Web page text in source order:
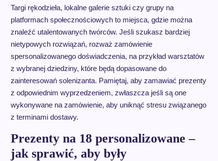
Targi rękodzieła, lokalne galerie sztuki czy grupy na
platformach społecznościowych to miejsca, gdzie można
znaleźć utalentowanych twórców. Jeśli szukasz bardziej
nietypowych rozwiązań, rozważ zamówienie
spersonalizowanego doświadczenia, na przykład warsztatów
z wybranej dziedziny, które będą dopasowane do
zainteresowań solenizanta. Pamiętaj, aby zamawiać prezenty
z odpowiednim wyprzedzeniem, zwłaszcza jeśli są one
wykonywane na zamówienie, aby uniknąć stresu związanego
z terminami dostawy.
Prezenty na 18 personalizowane –
jak sprawić, aby były